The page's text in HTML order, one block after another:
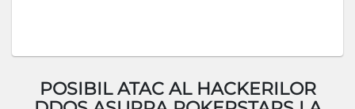
POSIBIL ATAC AL HACKERILOR